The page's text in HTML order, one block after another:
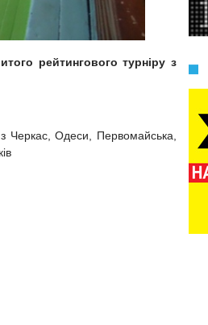
рейтингового турніру з
з Черкас, Одеси, Первомайська,